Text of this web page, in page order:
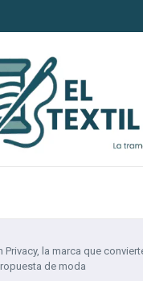
Privacy, la marca que
de moda